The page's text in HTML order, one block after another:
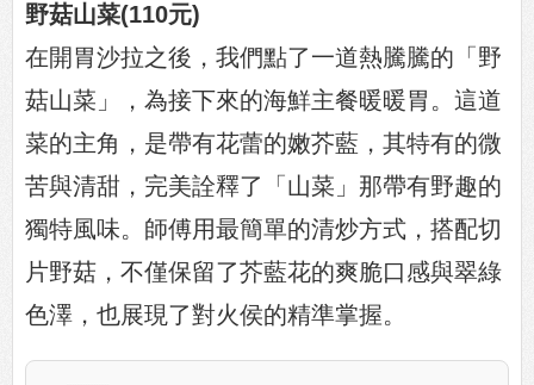
野菇山菜(110元)
在開胃沙拉之後，我們點了一道熱騰騰的「野
菇山菜」，為接下來的海鮮主餐暖暖胃。這道
菜的主角，是帶有花蕾的嫩芥藍，其特有的微
苦與清甜，完美詮釋了「山菜」那帶有野趣的
獨特風味。師傅用最簡單的清炒方式，搭配切
片野菇，不僅保留了芥藍花的爽脆口感與翠綠
色澤，也展現了對火侯的精準掌握。